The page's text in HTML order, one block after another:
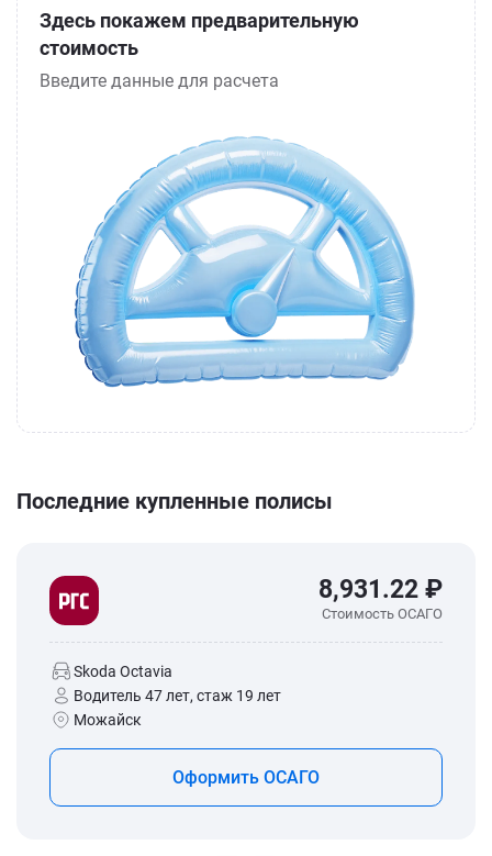
Здесь покажем предварительную
стоимость
Введите данные для расчета
Последние купленные полисы
8,931.22 ₽
Стоимость ОСАГО
Skoda Octavia
Водитель 47 лет, стаж 19 лет
Можайск
Оформить ОСАГО